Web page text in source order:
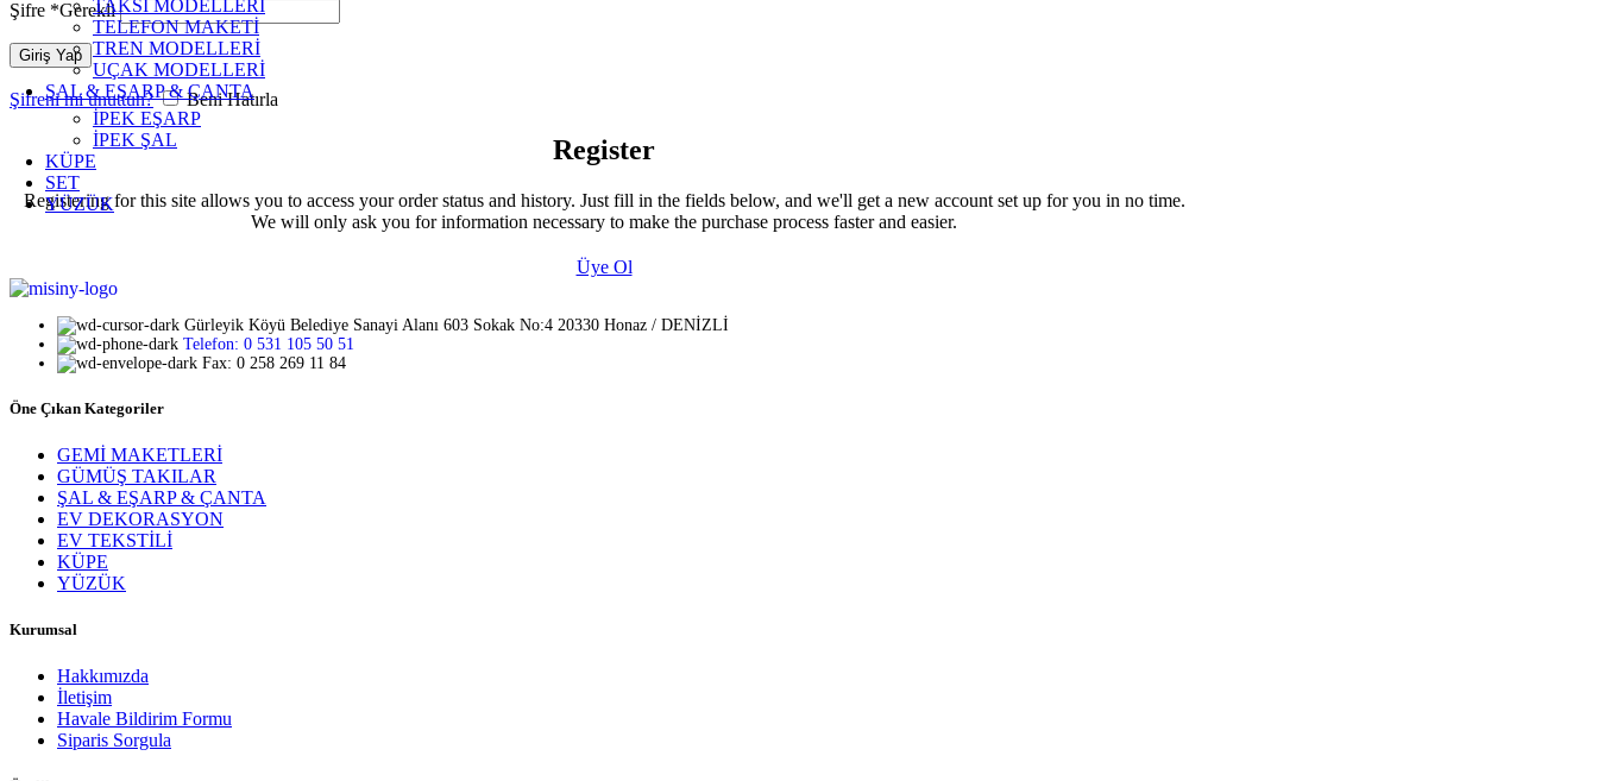
TAKSİ MODELLERİ
TELEFON MAKETİ
TREN MODELLERİ
UÇAK MODELLERİ
ŞAL & EŞARP & ÇANTA
İPEK EŞARP
İPEK ŞAL
KÜPE
SET
YÜZÜK
Şifre *Gerekli
Giriş Yap
Şifreni mi unuttun? Beni Hatırla
Register
Registering for this site allows you to access your order status and history. Just fill in the fields below, and we'll get a new account set up for you in no time.
We will only ask you for information necessary to make the purchase process faster and easier.
Üye Ol
Gürleyik Köyü Belediye Sanayi Alanı 603 Sokak No:4 20330 Honaz / DENİZLİ
Telefon: 0 531 105 50 51
Fax: 0 258 269 11 84
Öne Çıkan Kategoriler
GEMİ MAKETLERİ
GÜMÜŞ TAKILAR
ŞAL & EŞARP & ÇANTA
EV DEKORASYON
EV TEKSTİLİ
KÜPE
YÜZÜK
Kurumsal
Hakkımızda
İletişim
Havale Bildirim Formu
Siparis Sorgula